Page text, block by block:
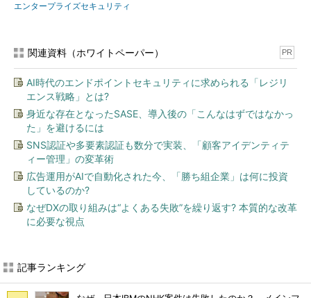
エンタープライズセキュリティ
関連資料（ホワイトペーパー） PR
AI時代のエンドポイントセキュリティに求められる「レジリ
エンス戦略」とは?
身近な存在となったSASE、導入後の「こんなはずではなかっ
た」を避けるには
SNS認証や多要素認証も数分で実装、「顧客アイデンティテ
ィー管理」の変革術
広告運用がAIで自動化された今、「勝ち組企業」は何に投資
しているのか?
なぜDXの取り組みは“よくある失敗”を繰り返す? 本質的な改革
に必要な視点
記事ランキング